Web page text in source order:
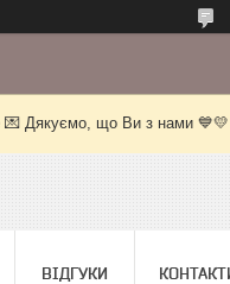
💌 Дякуємо, що Ви з нами 💙💛
ВІДГУКИ